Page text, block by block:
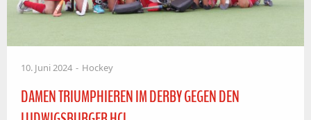
10. Juni 2024 Hockey
DAMEN TRIUMPHIEREN IM DERBY GEGEN DEN